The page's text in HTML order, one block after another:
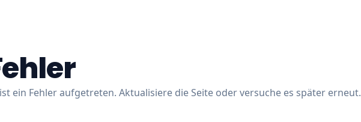
ein Fehler aufgetreten. Aktualisiere die Seite oder versuche es später erneut.